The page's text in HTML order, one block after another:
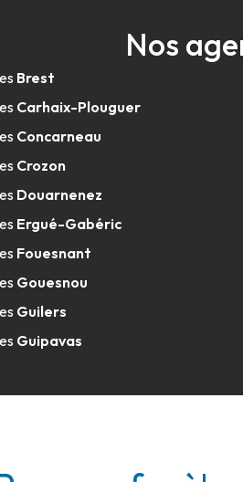
et Marbrerie
-29850 Gouesnou
A votre écoute 24h/24 7j/7
et Marbrerie
Lannilis
et Marbrerie
Nos
Brest
Carhaix-Plouguer
Concarneau
Crozon
Douarnenez
Ergué-Gabéric
Fouesnant
Gouesnou
Guilers
Guipavas